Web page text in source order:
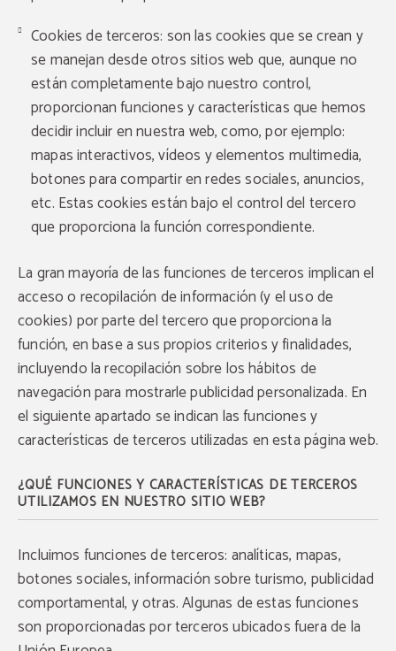
Cookies de terceros: son las cookies que se crean y
se manejan desde otros sitios web que, aunque no
están completamente bajo nuestro control,
proporcionan funciones y características que hemos
decidir incluir en nuestra web, como, por ejemplo:
mapas interactivos, vídeos y elementos multimedia,
botones para compartir en redes sociales, anuncios,
etc. Estas cookies están bajo el control del tercero
que proporciona la función correspondiente.
La gran mayoría de las funciones de terceros implican el
acceso o recopilación de información (y el uso de
cookies) por parte del tercero que proporciona la
función, en base a sus propios criterios y finalidades,
incluyendo la recopilación sobre los hábitos de
navegación para mostrarle publicidad personalizada. En
el siguiente apartado se indican las funciones y
características de terceros utilizadas en esta página web.
¿QUÉ FUNCIONES Y CARACTERÍSTICAS DE TERCEROS
UTILIZAMOS EN NUESTRO SITIO WEB?
Incluimos funciones de terceros: analíticas, mapas,
botones sociales, información sobre turismo, publicidad
comportamental, y otras. Algunas de estas funciones
son proporcionadas por terceros ubicados fuera de la
Código promocional
¡BENEFICIOS EXCLUSIVOS PARA SOCIOS DEL
MAYOR APART)!
Disfruta descuentos exclusivos para socios del
Club Beneficios Lo Barnechea en
Promoción Larga Estancia